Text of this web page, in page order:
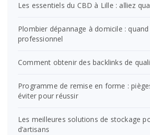
Les essentiels du CBD à Lille : alliez
Plombier dépannage à domicile :
professionnel
Comment obtenir des backlinks de
Programme de remise en forme :
éviter pour réussir
Les meilleures solutions de stockage
d’artisans